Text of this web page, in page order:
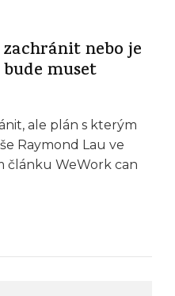
nebo je
muset
ale plán s kterým
Raymond Lau ve
článku WeWork can